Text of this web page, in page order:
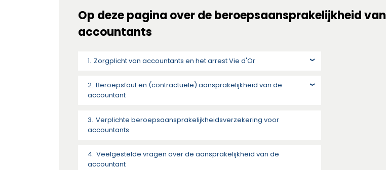
Op deze pagina over de beroepsaansprakelijkheid van
accountants
Zorgplicht van accountants en het arrest Vie d'Or
Beroepsfout en (contractuele) aansprakelijkheid van de
accountant
Verplichte beroepsaansprakelijkheidsverzekering voor
accountants
Veelgestelde vragen over de aansprakelijkheid van de
accountant